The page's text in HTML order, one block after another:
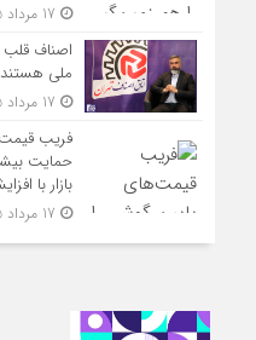
اصناف قلب
ملی هستند
فریب
حمایت
بازار با